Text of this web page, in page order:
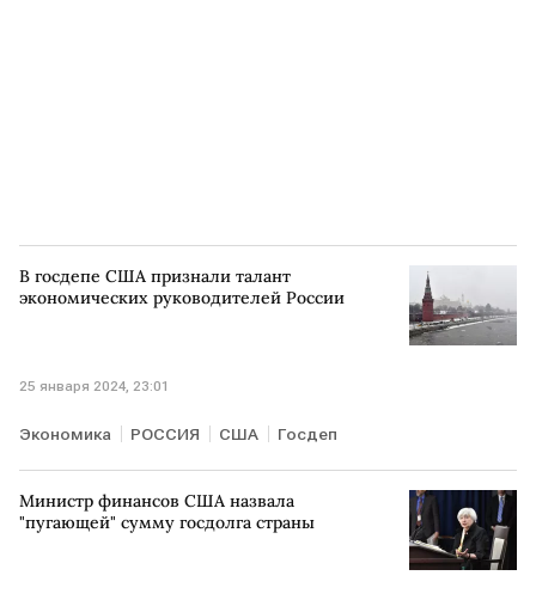
В госдепе США признали талант
экономических руководителей России
25 января 2024, 23:01
Экономика РОССИЯ США Госдеп
Министр финансов США назвала
"пугающей" сумму госдолга страны